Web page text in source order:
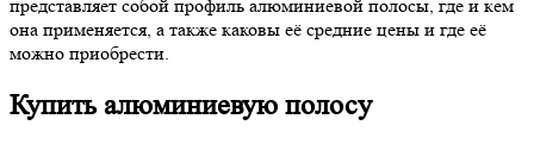
представляет собой профиль алюминиевой полосы, где и кем
она применяется, а также каковы её средние цены и где её
можно приобрести.
Купить алюминиевую полосу